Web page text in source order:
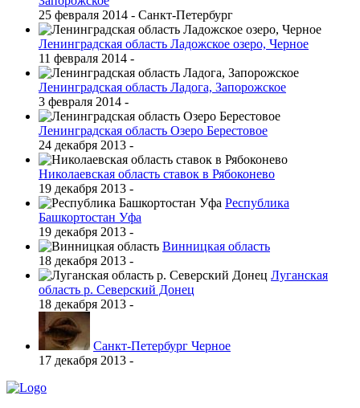
25 февраля 2014 - Санкт-Петербург
Ленинградская область Ладожское озеро, Черное
11 февраля 2014 -
Ленинградская область Ладога, Запорожское
3 февраля 2014 -
Ленинградская область Озеро Берестовое
24 декабря 2013 -
Николаевская область ставок в Рябоконево
19 декабря 2013 -
Республика
Башкортостан Уфа
19 декабря 2013 -
Винницкая область
18 декабря 2013 -
Луганская
область р. Северский Донец
18 декабря 2013 -
Санкт-Петербург Черное
17 декабря 2013 -